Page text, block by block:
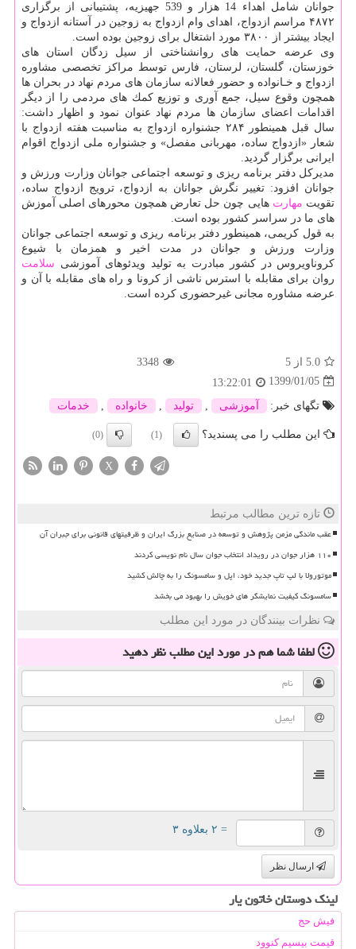
جوانان شامل اهداء 14 هزار و 539 جهیزیه، پشتیبانی از برگزاری
۴۸۷۲ مراسم ازدواج، اهدای وام ازدواج به زوجین در آستانه ازدواج و
ایجاد بیشتر از ۳۸۰۰ مورد اشتغال برای زوجین بوده است.
وی عرضه حمایت های روانشناختی از سیل زدگان استان های
خوزستان، گلستان، لرستان، فارس توسط مراكز تخصصی مشاوره
ازدواج و خـانواده و حضور فعالانه سازمان های مردم نهاد در بحران ها
همچون وقوع سیل، جمع آوری و توزیع كمك های مردمی را از دیگر
اقدامات اعضای سازمان ها مردم نهاد عنوان نمود و اظهار داشت:
سال قبل همینطور ۲۸۴ جشنواره ازدواج به مناسبت هفته ازدواج با
شعار «ازدواج ساده، مهربانی مفصل» و جشنواره ملی ازدواج اقوام
ایرانی برگزار گردید.
مدیركل دفتر برنامه ریزی و توسعه اجتماعی جوانان وزارت ورزش و
جوانان افزود: تغییر نگرش جوانان به ازدواج، ترویج ازدواج ساده،
تقویت مهارت هایی چون حل تعارض همچون محورهای اصلی آموزش
های ما در سراسر كشور بوده است.
به قول كریمی، همینطور دفتر برنامه ریزی و توسعه اجتماعی جوانان
وزارت ورزش و جوانان در مدت اخیر و همزمان با شیوع
كروناویروس در كشور مبادرت به تولید ویدئوهای آموزشی سلامت
روان برای مقابله با استرس ناشی از كرونا و راه های مقابله با آن و
عرضه مشاوره مجانی غیرحضوری كرده است.
5.0 از 5
3348
1399/01/05
13:22:01
تگهای خبر:
آموزشی تولید خانواده خدمات
این مطلب را می پسندید؟ (1)
(0)
X
تازه ترین مطالب مرتبط
عقب ماندگی مزمن پژوهش و توسعه در صنایع بزرگ ایران و ظرفیتهای قانونی برای جبران آن
۱۱۰ هزار جوان در رویداد انتخاب جوان سال نام نویسی کردند
موتورولا با لپ تاپ جدید خود، اپل و سامسونگ را به چالش کشید
سامسونگ کیفیت نمایشگر های خویش را بهبود می بخشد
نظرات بینندگان در مورد این مطلب
لطفا شما همدر مورد این مطلبنظر دهید
= ۲ بعلاوه ۳
ارسال نظر
لینک دوستان خاتون یار
فیش حج
قیمت بیسیم کنوود